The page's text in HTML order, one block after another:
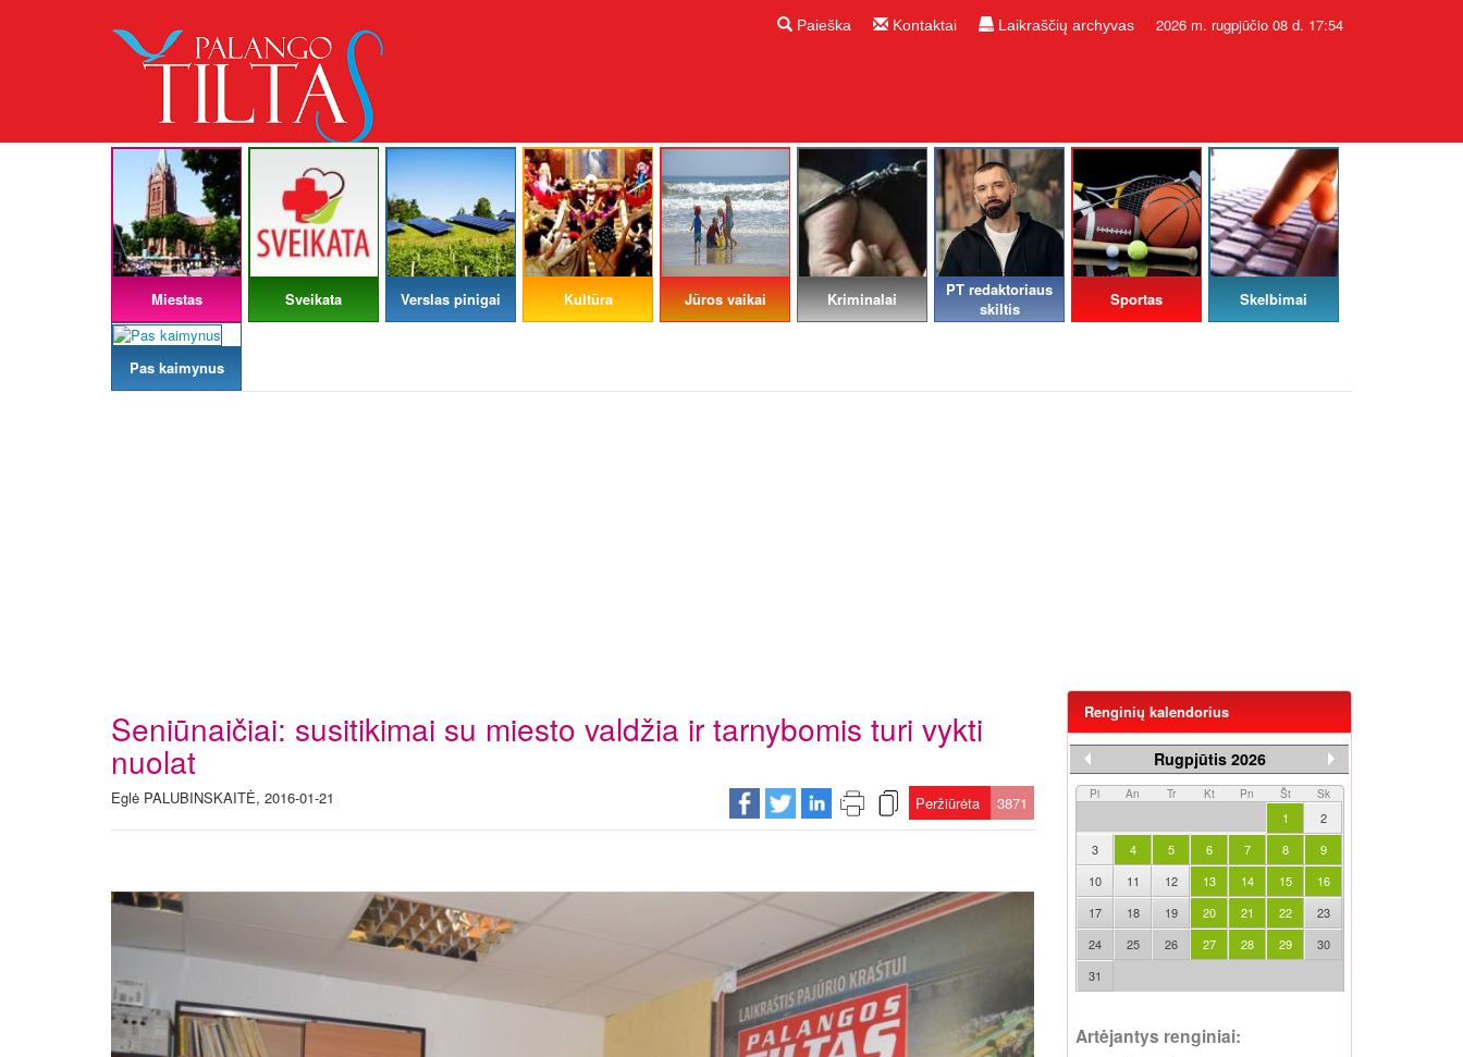
Paieška Kontaktai Laikraščių archyvas 2026 m. rugpjūčio 08 d. 17:54
Miestas Sveikata Verslas pinigai Kultūra Jūros vaikai Kriminalai
PT redaktoriaus
skiltis
Sportas Skelbimai
Pas kaimynus
Seniūnaičiai: susitikimai su miesto valdžia ir tarnybomis turi vykti
nuolat
Eglė PALUBINSKAITĖ, 2016-01-21 Peržiūrėta 3871
Renginių kalendorius
Rugpjūtis 2026
Pi An Tr Kt Pn Št Sk
1
2
3
4 5 6 7 8
9
10
11 12 13 14 15
16
17
18 19 20 21 22
23
24
25 26 27 28 29
30
31
Artėjantys renginiai: